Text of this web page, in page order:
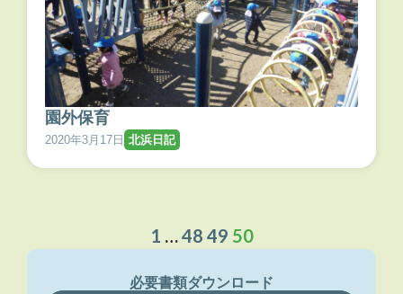
園外保育
2020年3月17日 北浜日記
1 …48 49 50
必要書類ダウンロード